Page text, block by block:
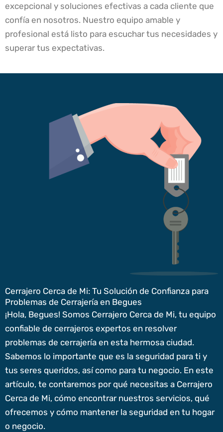
excepcional y soluciones efectivas a cada cliente que
confía en nosotros. Nuestro equipo amable y
profesional está listo para escuchar tus necesidades y
superar tus expectativas.
Cerrajero Cerca de Mi: Tu Solución de Confianza para
Problemas de Cerrajería en Begues
¡Hola, Begues! Somos Cerrajero Cerca de Mi, tu equipo
confiable de cerrajeros expertos en resolver
problemas de cerrajería en esta hermosa ciudad.
Sabemos lo importante que es la seguridad para ti y
tus seres queridos, así como para tu negocio. En este
artículo, te contaremos por qué necesitas a Cerrajero
Cerca de Mi, cómo encontrar nuestros servicios, qué
ofrecemos y cómo mantener la seguridad en tu hogar
o negocio.